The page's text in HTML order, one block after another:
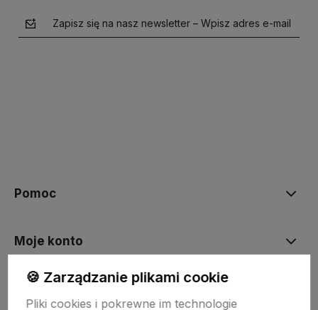
Zapisz się na nasz newsletter – Wpisz adres e-mail
Pomoc
Moje konto
Płatności i dostawa
🍪 Zarządzanie plikami cookie
Pliki cookies i pokrewne im technologie